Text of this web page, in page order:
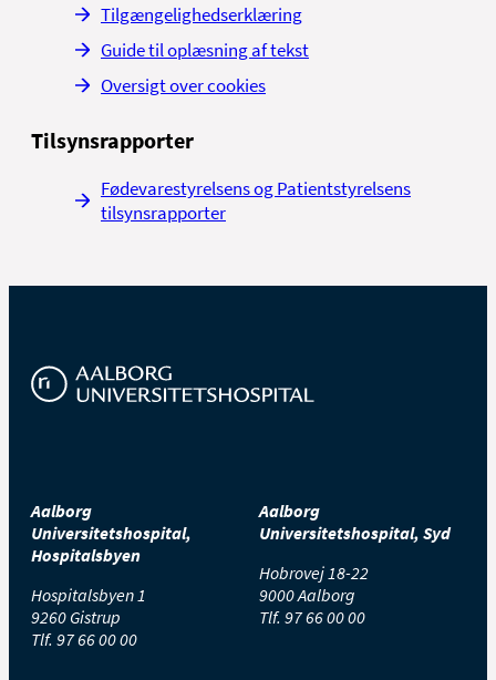
Tilgængelighedserklæring
Guide til oplæsning af tekst
Oversigt over cookies
Tilsynsrapporter
Fødevarestyrelsens og Patientstyrelsens
tilsynsrapporter
Aalborg
Universitetshospital,
Hospitalsbyen
Hospitalsbyen 1
9260 Gistrup
Tlf. 97 66 00 00
Aalborg
Universitetshospital, Syd
Hobrovej 18-22
9000 Aalborg
Tlf. 97 66 00 00